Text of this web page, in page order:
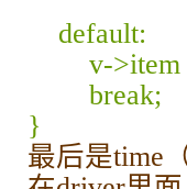
default:
v->item
break;
}
最后是time